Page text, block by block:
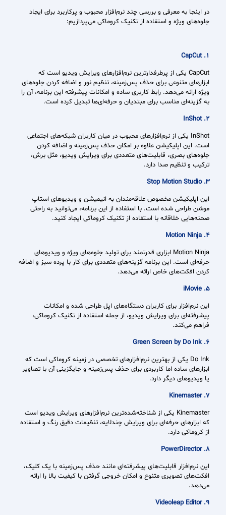
در اینجا به معرفی و بررسی چند نرم‌افزار محبوب و پرکاربرد برای ایجاد
جلوه‌های ویژه و استفاده از تکنیک کروماکی می‌پردازیم:
1. CapCut
CapCut یکی از پرطرفدارترین نرم‌افزارهای ویرایش ویدیو است که
ابزارهای متنوعی برای حذف پس‌زمینه، تنظیم نور و اضافه کردن جلوه‌های
ویژه ارائه می‌دهد. رابط کاربری ساده و امکانات پیشرفته این برنامه، آن را
به گزینه‌ای مناسب برای مبتدیان و حرفه‌ای‌ها تبدیل کرده است.
2. InShot
InShot یکی از نرم‌افزارهای محبوب در میان کاربران شبکه‌های اجتماعی
است. این اپلیکیشن علاوه بر امکان حذف پس‌زمینه و اضافه کردن
جلوه‌های بصری، قابلیت‌های متعددی برای ویرایش ویدیو، مثل برش،
ترکیب و تنظیم صدا دارد.
3. Stop Motion Studio
این اپلیکیشن مخصوص علاقه‌مندان به انیمیشن و ویدیوهای استاپ
موشن طراحی شده است. با استفاده از این برنامه، می‌توانید به راحتی
صحنه‌هایی خلاقانه با استفاده از تکنیک کروماکی ایجاد کنید.
4. Motion Ninja
Motion Ninja ابزاری قدرتمند برای تولید جلوه‌های ویژه و ویدیوهای
حرفه‌ای است. این برنامه گزینه‌های متعددی برای کار با پرده سبز و اضافه
کردن افکت‌های خاص ارائه می‌دهد.
5. iMovie
این نرم‌افزار برای کاربران دستگاه‌های اپل طراحی شده و امکانات
پیشرفته‌ای برای ویرایش ویدیو، از جمله استفاده از تکنیک کروماکی،
فراهم می‌کند.
6. Green Screen by Do Ink
Do Ink یکی از بهترین نرم‌افزارهای تخصصی در زمینه کروماکی است که
ابزارهای ساده اما کاربردی برای حذف پس‌زمینه و جایگزینی آن با تصاویر
یا ویدیوهای دیگر دارد.
7. Kinemaster
Kinemaster یکی از شناخته‌شده‌ترین نرم‌افزارهای ویرایش ویدیو است
که ابزارهای حرفه‌ای برای ویرایش چندلایه، تنظیمات دقیق رنگ و استفاده
از کروماکی دارد.
8. PowerDirector
این نرم‌افزار قابلیت‌های پیشرفته‌ای مانند حذف پس‌زمینه با یک کلیک،
افکت‌های تصویری متنوع و امکان خروجی گرفتن با کیفیت بالا را ارائه
می‌دهد.
9. Videoleap Editor